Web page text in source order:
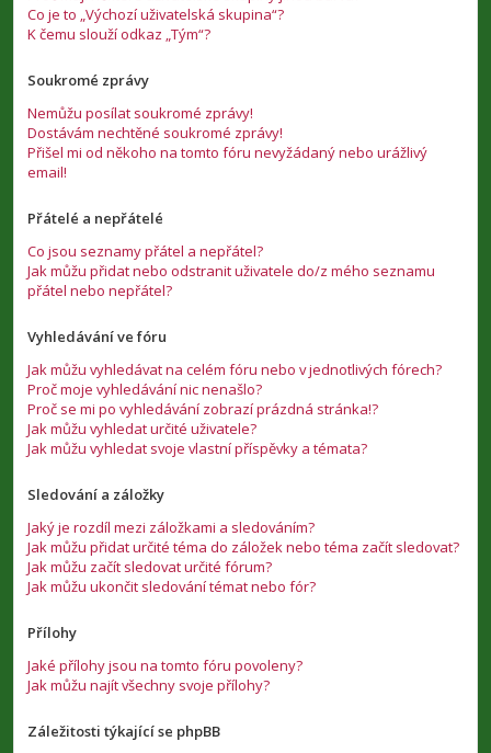
Co je to „Výchozí uživatelská skupina“?
K čemu slouží odkaz „Tým“?
Soukromé zprávy
Nemůžu posílat soukromé zprávy!
Dostávám nechtěné soukromé zprávy!
Přišel mi od někoho na tomto fóru nevyžádaný nebo urážlivý
email!
Přátelé a nepřátelé
Co jsou seznamy přátel a nepřátel?
Jak můžu přidat nebo odstranit uživatele do/z mého seznamu
přátel nebo nepřátel?
Vyhledávání ve fóru
Jak můžu vyhledávat na celém fóru nebo v jednotlivých fórech?
Proč moje vyhledávání nic nenašlo?
Proč se mi po vyhledávání zobrazí prázdná stránka!?
Jak můžu vyhledat určité uživatele?
Jak můžu vyhledat svoje vlastní příspěvky a témata?
Sledování a záložky
Jaký je rozdíl mezi záložkami a sledováním?
Jak můžu přidat určité téma do záložek nebo téma začít sledovat?
Jak můžu začít sledovat určité fórum?
Jak můžu ukončit sledování témat nebo fór?
Přílohy
Jaké přílohy jsou na tomto fóru povoleny?
Jak můžu najít všechny svoje přílohy?
Záležitosti týkající se phpBB